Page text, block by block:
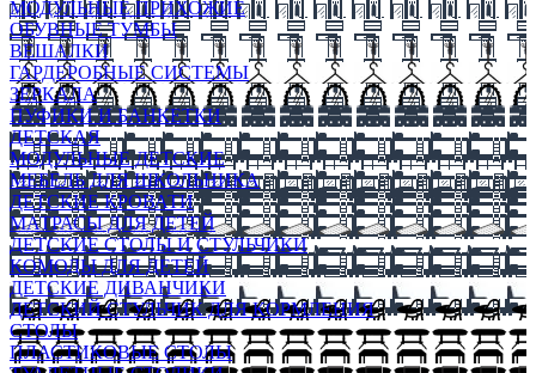
МОДУЛЬНЫЕ ПРИХОЖИЕ
ОБУВНЫЕ ТУМБЫ
ВЕШАЛКИ
ГАРДЕРОБНЫЕ СИСТЕМЫ
ЗЕРКАЛА
ПУФИКИ И БАНКЕТКИ
ДЕТСКАЯ
МОДУЛЬНЫЕ ДЕТСКИЕ
МЕБЕЛЬ ДЛЯ ШКОЛЬНИКА
ДЕТСКИЕ КРОВАТИ
МАТРАСЫ ДЛЯ ДЕТЕЙ
ДЕТСКИЕ СТОЛЫ И СТУЛЬЧИКИ
КОМОДЫ ДЛЯ ДЕТЕЙ
ДЕТСКИЕ ДИВАНЧИКИ
ДЕТСКИЙ СТУЛЬЧИК ДЛЯ КОРМЛЕНИЯ
СТОЛЫ
ПЛАСТИКОВЫЕ СТОЛЫ